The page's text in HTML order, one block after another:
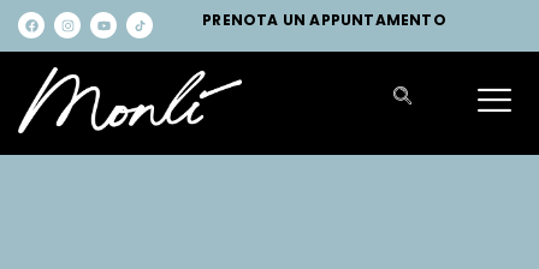
PRENOTA UN APPUNTAMENTO